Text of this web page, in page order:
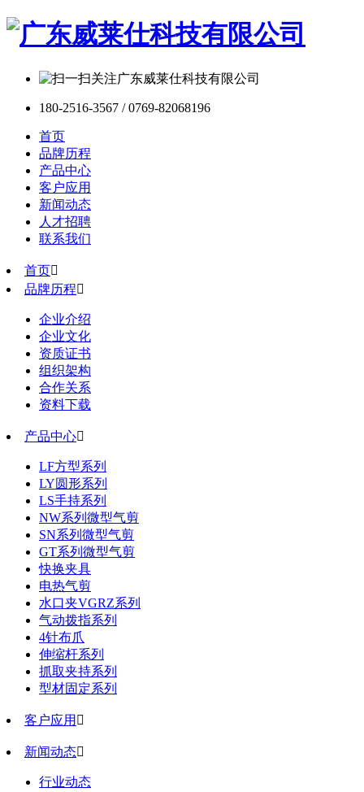
180-2516-3567 / 0769-82068196
首页
品牌历程
产品中心
客户应用
新闻动态
人才招聘
联系我们
首页
品牌历程
企业介绍
企业文化
资质证书
组织架构
合作关系
资料下载
产品中心
LF方型系列
LY圆形系列
LS手持系列
NW系列微型气剪
SN系列微型气剪
GT系列微型气剪
快换夹具
电热气剪
水口夹VGRZ系列
气动拨指系列
4针布爪
伸缩杆系列
抓取夹持系列
型材固定系列
客户应用 
新闻动态
行业动态